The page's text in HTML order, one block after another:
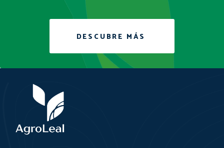
DESCUBRE MÁS